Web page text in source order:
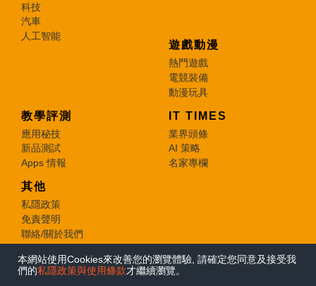
科技
汽車
人工智能
遊戲動漫
熱門遊戲
電競裝備
動漫玩具
教學評測
應用秘技
新品測試
Apps 情報
IT TIMES
業界頭條
AI 策略
名家專欄
其他
私隱政策
免責聲明
聯絡/關於我們
© 2026 e-zone. All Rights Reserved.
本網站使用Cookies來改善您的瀏覽體驗, 請確定您同意及接受我
們的私隱政策與使用條款才繼續瀏覽。